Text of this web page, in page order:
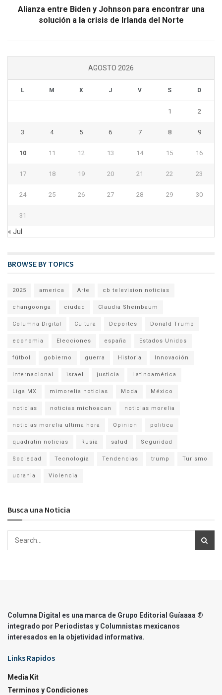
Alianza entre Biden y Johnson para encontrar una
solución a la crisis de Irlanda del Norte
AGOSTO 2026
L M X J V S D
1 2
3 4 5 6 7 8 9
10 11 12 13 14 15 16
17 18 19 20 21 22 23
24 25 26 27 28 29 30
31
« Jul
BROWSE BY TOPICS
2025 america Arte cb television noticias
changoonga ciudad Claudia Sheinbaum
Columna Digital Cultura Deportes Donald Trump
economia Elecciones españa Estados Unidos
fútbol gobierno guerra Historia Innovación
Internacional israel justicia Latinoamérica
Liga MX mimorelia noticias Moda México
noticias noticias michoacan noticias morelia
noticias morelia ultima hora Opinion politica
quadratin noticias Rusia salud Seguridad
Sociedad Tecnología Tendencias trump Turismo
ucrania Violencia
Busca una Noticia
Columna Digital es una marca de Grupo Editorial Guíaaaa ®
integrado por Periodistas y Columnistas mexicanos
interesados en la objetividad informativa.
Links Rapidos
Media Kit
Terminos y Condiciones